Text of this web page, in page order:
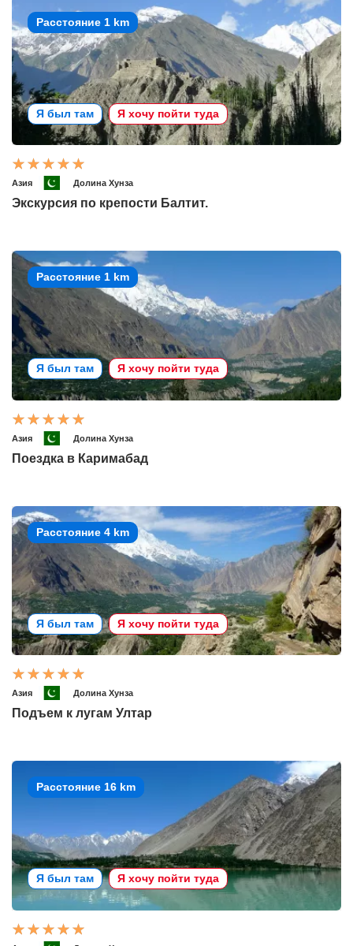
Расстояние 1 km
Я был там Я хочу пойти туда
Азия Долина Хунза
Экскурсия по крепости Балтит.
Расстояние 1 km
Я был там Я хочу пойти туда
Азия Долина Хунза
Поездка в Каримабад
Расстояние 4 km
Я был там Я хочу пойти туда
Азия Долина Хунза
Подъем к лугам Ултар
Расстояние 16 km
Я был там Я хочу пойти туда